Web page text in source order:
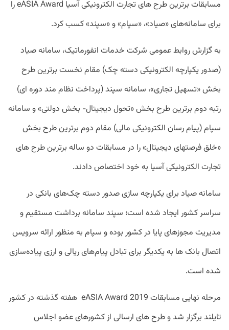
مسابقات برترین طرح های تجارت الکترونیکی آسیا eASIA Award را
برای سامانه‌های «صیاد»، «سپام» و «سپند» کسب کرد.
به گزارش روابط عمومی شرکت خدمات انفورماتیک، سامانه صیاد
(صدور یکپارچه الکترونیکی دسته چک) مقام نخست برترین طرح
بخش «تسهیل تجاری»، سامانه سپند (پرداخت نظام مند دوره ای)
رتبه دوم برترین طرح بخش «تحول دیجیتال- بخش دولتی» و سامانه
سپام (پیام رسان الکترونیکی مالی) مقام دوم برترین طرح بخش
«خلق فرصتهای دیجیتال» را در مسابقات دو ساله برترین طرح های
تجارت الکترونیکی آسیا به خود اختصاص دادند.
سامانه صیاد برای یکپارچه سازی صدور دسته چک‌های بانکی در
سراسر کشور ایجاد شده است؛ سپند سامانه برداشت مستقیم و
مدیریت مجوزهای پایا در کشور بوده و سپام به منظور ارائه سرویس
اتصال بانک ها به یکدیگر برای تبادل پیام‌های ریالی و ارزی پیاده‌سازی
شده است.
مرحله نهایی مسابقات eASIA Award 2019 هفته گذشته در کشور
تایلند برگزار شد و طرح های ارسالی از کشورهای عضو اجلاس